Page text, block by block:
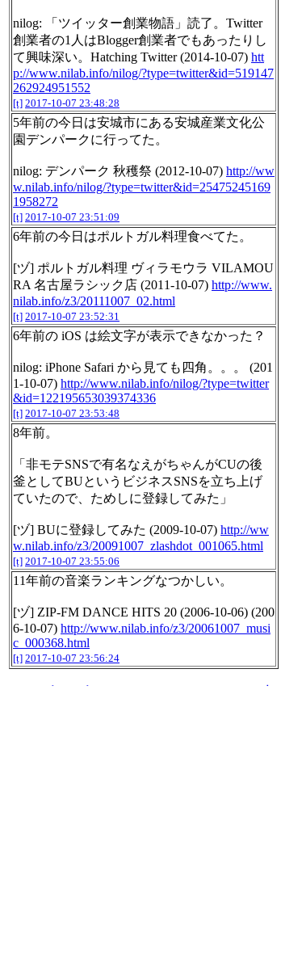
nilog: 「ツイッター創業物語」読了。Twitter
創業者の1人はBlogger創業者でもあったりし
て興味深い。Hatching Twitter (2014-10-07) htt
p://www.nilab.info/nilog/?type=twitter&id=519147
262924951552
[t] 2017-10-07 23:48:28
5年前の今日は安城市にある安城産業文化公
園デンパークに行ってた。
nilog: デンパーク 秋穫祭 (2012-10-07) http://ww
w.nilab.info/nilog/?type=twitter&id=25475245169
1958272
[t] 2017-10-07 23:51:09
6年前の今日はポルトガル料理食べてた。
[ヅ] ポルトガル料理 ヴィラモウラ VILAMOU
RA 名古屋ラシック店 (2011-10-07) http://www.
nilab.info/z3/20111007_02.html
[t] 2017-10-07 23:52:31
6年前の iOS は絵文字が表示できなかった？
nilog: iPhone Safari から見ても四角。。。 (201
1-10-07) http://www.nilab.info/nilog/?type=twitter
&id=122195653039374336
[t] 2017-10-07 23:53:48
8年前。
「非モテSNSで有名なえがちゃんがCUの後
釜としてBUというビジネスSNSを立ち上げ
ていたので、ためしに登録してみた」
[ヅ] BUに登録してみた (2009-10-07) http://ww
w.nilab.info/z3/20091007_zlashdot_001065.html
[t] 2017-10-07 23:55:06
11年前の音楽ランキングなつかしい。
[ヅ] ZIP-FM DANCE HITS 20 (2006-10-06) (200
6-10-07) http://www.nilab.info/z3/20061007_musi
c_000368.html
[t] 2017-10-07 23:56:24